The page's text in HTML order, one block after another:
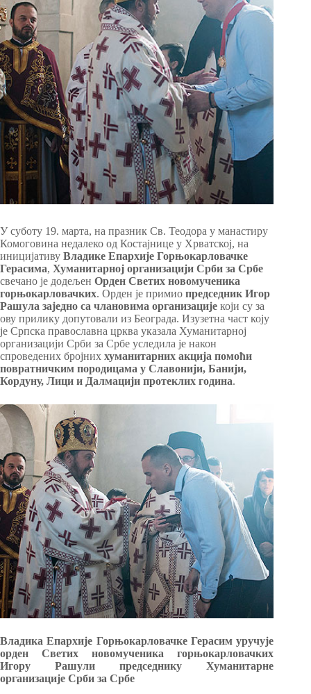
У суботу 19. марта, на празник Св. Теодора у манастиру
Комоговина недалеко од Костајнице у Хрватској, на
иницијативу Владике Епархије Горњокарловачке
Герасима, Хуманитарној организацији Срби за Србе
свечано је додељен Орден Светих новомученика
горњокарловачких. Орден је примио председник Игор
Рашула заједно са члановима организације који су за
ову прилику допутовали из Београда. Изузетна част коју
је Српска православна црква указала Хуманитарној
организацији Срби за Србе уследила је након
спроведених бројних хуманитарних акција помоћи
повратничким породицама у Славонији, Банији,
Кордуну, Лици и Далмацији протеклих година.
Владика Епархије Горњокарловачке Герасим уручује
орден Светих новомученика горњокарловачких
Игору Рашули председнику Хуманитарне
организације Срби за Србе